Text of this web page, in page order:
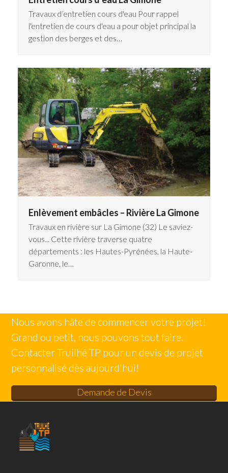
Travaux d’entretien cours d'eau Pour rappel
l'entretien de cours d'eau a pour objet principal la
gestion des berges et des…
Enlèvement embâcles – Rivière La Gimone
Travaux en rivière sur La Gimone (32) Le saviez-
vous... Cette rivière traverse quatre
départements : les Hautes-Pyrénées, la Haute-
Garonne, le…
Nous avons hâte de commencer votre projet!
Grand ou petit, nous pouvons tout faire.
Contacter Truilhé TP pour un devis de projet
personnalisé dès aujourd'hui!
Demande de Devis